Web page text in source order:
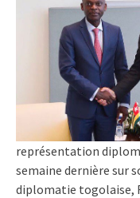
représentation
semaine dernière sur
diplomatie togolaise,